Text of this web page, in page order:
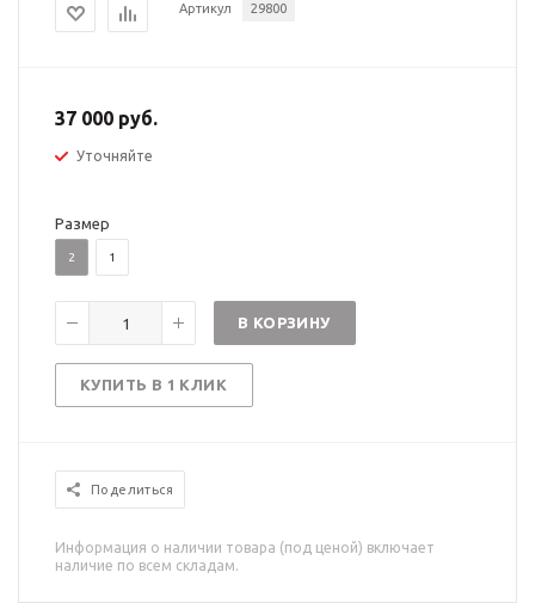
Артикул 29800
37 000 руб.
Уточняйте
Размер
2 1
В КОРЗИНУ
КУПИТЬ В 1 КЛИК
Поделиться
Информация о наличии товара (под ценой) включает
наличие по всем складам.